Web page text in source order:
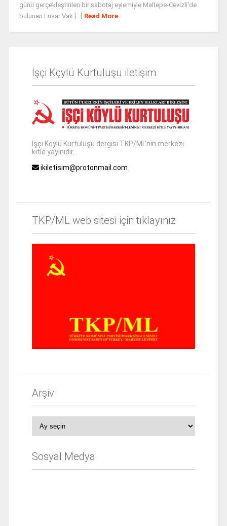
günü gerçekleştirilen bir sabotaj eylemiyle Maltepe-Cevizli'de
bulunan Ensar Vak [...]
Read More
İşçi Kçylü Kurtuluşu iletişim
İşçi Köylü Kurtuluşu dergisi TKP/ML'nin merkezi
kitle yayınıdır.
ikiletisim@protonmail.com
TKP/ML web sitesi için tıklayınız
Arşiv
Sosyal Medya